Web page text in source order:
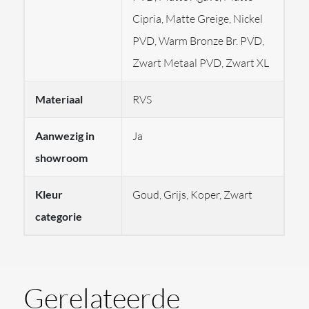
De afwerkingen van GESSI vallen dan ook onder
Cipria, Matte Greige, Nickel
PVD, Warm Bronze Br. PVD,
Zwart Metaal PVD, Zwart XL
Materiaal RVS
Aanwezig in
showroom
Ja
Kleur
categorie
Goud, Grijs, Koper, Zwart
Gerelateerde